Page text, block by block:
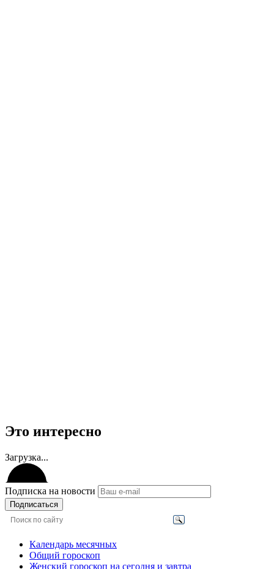
Это интересно
Загрузка...
Подписка на новости
Подписаться
Календарь месячных
Общий гороскоп
Женский гороскоп на сегодня и завтра